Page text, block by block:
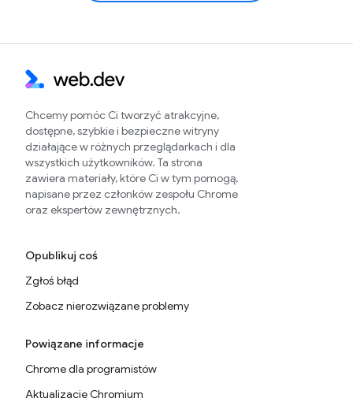
Chcemy pomóc Ci tworzyć atrakcyjne,
dostępne, szybkie i bezpieczne witryny
działające w różnych przeglądarkach i dla
wszystkich użytkowników. Ta strona
zawiera materiały, które Ci w tym pomogą,
napisane przez członków zespołu Chrome
oraz ekspertów zewnętrznych.
Opublikuj coś
Zgłoś błąd
Zobacz nierozwiązane problemy
Powiązane informacje
Chrome dla programistów
Aktualizacje Chromium